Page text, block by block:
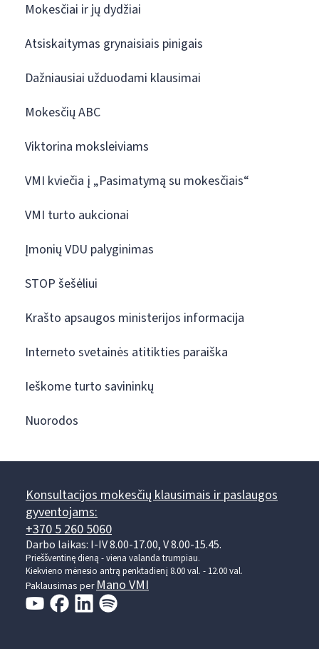
Mokesčiai ir jų dydžiai
Atsiskaitymas grynaisiais pinigais
Dažniausiai užduodami klausimai
Mokesčių ABC
Viktorina moksleiviams
VMI kviečia į „Pasimatymą su mokesčiais“
VMI turto aukcionai
Įmonių VDU palyginimas
STOP šešėliui
Krašto apsaugos ministerijos informacija
Interneto svetainės atitikties paraiška
Ieškome turto savininkų
Nuorodos
Konsultacijos mokesčių klausimais ir paslaugos
gyventojams:
+370 5 260 5060
Darbo laikas: I-IV 8.00-17.00, V 8.00-15.45.
Prieššventinę dieną - viena valanda trumpiau.
Kiekvieno mėnesio antrą penktadienį 8.00 val. - 12.00 val.
Paklausimas perMano VMI